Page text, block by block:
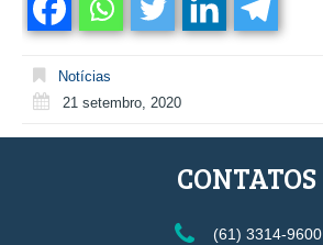
Notícias
21 setembro, 2020
CONTATOS
(61) 3314-9600